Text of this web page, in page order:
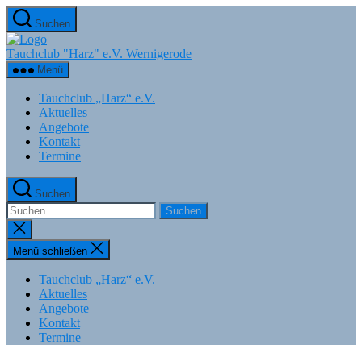
Zum
Inhalt
springen
Suchen
Tauchclub "Harz" e.V. Wernigerode
Menü
Tauchclub „Harz“ e.V.
Aktuelles
Angebote
Kontakt
Termine
Suchen
Suchen
nach:
Suche
schließen
Menü schließen
Tauchclub „Harz“ e.V.
Aktuelles
Angebote
Kontakt
Termine